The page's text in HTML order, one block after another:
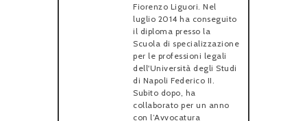
Fiorenzo Liguori. Nel
luglio 2014 ha conseguito
il diploma presso la
Scuola di specializzazione
per le professioni legali
dell'Università degli Studi
di Napoli Federico II.
Subito dopo, ha
collaborato per un anno
con l’Avvocatura